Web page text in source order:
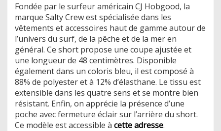
Fondée par le surfeur américain CJ Hobgood, la
marque Salty Crew est spécialisée dans les
vêtements et accessoires haut de gamme autour de
l’univers du surf, de la pêche et de la mer en
général. Ce short propose une coupe ajustée et
une longueur de 48 centimètres. Disponible
également dans un coloris bleu, il est composé à
88% de polyester et à 12% d’élasthane. Le tissu est
extensible dans les quatre sens et se montre bien
résistant. Enfin, on apprécie la présence d’une
poche avec fermeture éclair sur l’arrière du short.
Ce modèle est accessible à cette adresse.